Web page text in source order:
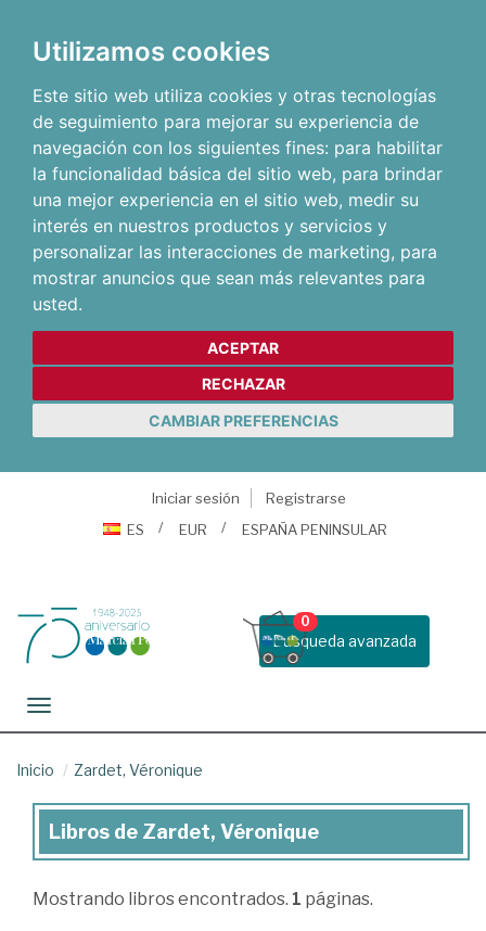
Utilizamos cookies
Este sitio web utiliza cookies y otras tecnologías
de seguimiento para mejorar su experiencia de
navegación con los siguientes fines: para habilitar
la funcionalidad básica del sitio web, para brindar
una mejor experiencia en el sitio web, medir su
interés en nuestros productos y servicios y
personalizar las interacciones de marketing, para
mostrar anuncios que sean más relevantes para
usted.
ACEPTAR
RECHAZAR
CAMBIAR PREFERENCIAS
Iniciar sesión
Registrarse
ES
EUR ESPAÑA PENINSULAR
Busqueda avanzada
0
Toggle navigation
Inicio Zardet, Véronique
Libros
Zardet,
Libros de Zardet, Véronique
Mostrando libros encontrados. 1 páginas.